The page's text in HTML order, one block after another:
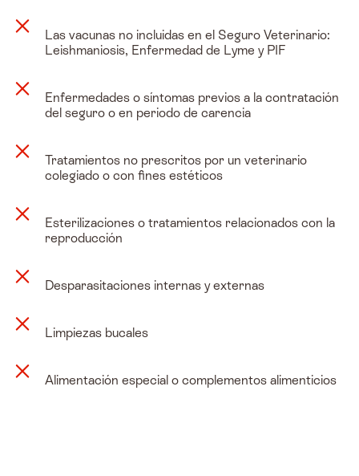
Las vacunas no incluidas en el Seguro Veterinario:
Leishmaniosis, Enfermedad de Lyme y PIF
Enfermedades o síntomas previos a la contratación
del seguro o en periodo de carencia
Tratamientos no prescritos por un veterinario
colegiado o con fines estéticos
Esterilizaciones o tratamientos relacionados con la
reproducción
Desparasitaciones internas y externas
Limpiezas bucales
Alimentación especial o complementos alimenticios